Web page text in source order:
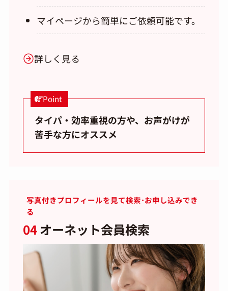
マイページから簡単にご依頼可能です。
詳しく見る
Point
タイパ・効率重視の方や、お声がけが
苦手な方にオススメ
写真付きプロフィールを見て検索･お申し込みでき
る
04オーネット会員検索